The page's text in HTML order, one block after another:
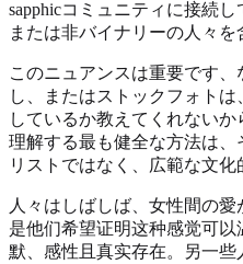
sapphicコミュニティに接続
または非バイナリーの人々を
このニュアンスは重要です
し、またはストックフォト
しているか教えてくれない
理解する最も健全な方法は
リストではなく、広範な文化
人々はしばしば、女性間の
是他们希望证明这种感觉可
默、感性且真实存在。另一